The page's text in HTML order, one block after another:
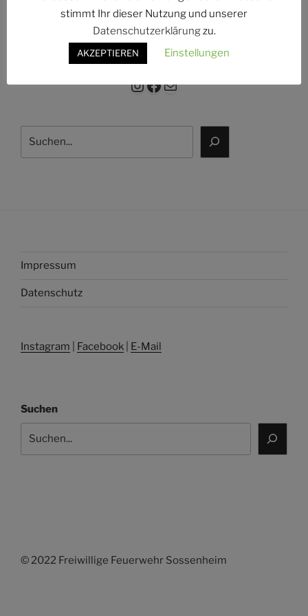
Instagram
Facebook
E-Mail
Impressum
Datenschutz
Instagram Facebook E-Mail
Suchen
© 2022 Freiwillige Feuerwehr Sossenheim
stimmt Ihr dieser Nutzung und unserer
Datenschutzerklärungzu.
AKZEPTIEREN Einstellungen